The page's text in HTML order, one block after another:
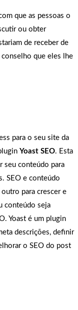
que as pessoas o
ou obter
de receber de
que eles lhe
para o seu site da
Yoast SEO. Esta
seu conteúdo para
SEO e conteúdo
para crescer e
conteúdo seja
Yoast é um plugin
descrições, definir
o SEO do post